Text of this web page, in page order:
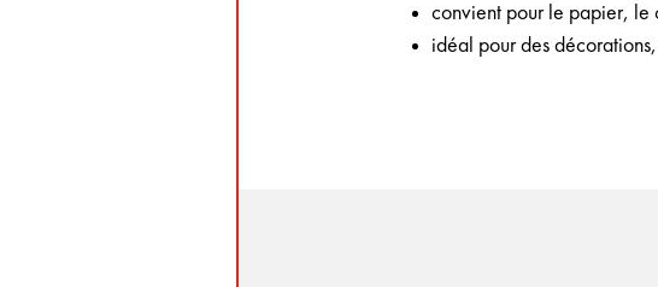
convient pour le papier, le
idéal pour des